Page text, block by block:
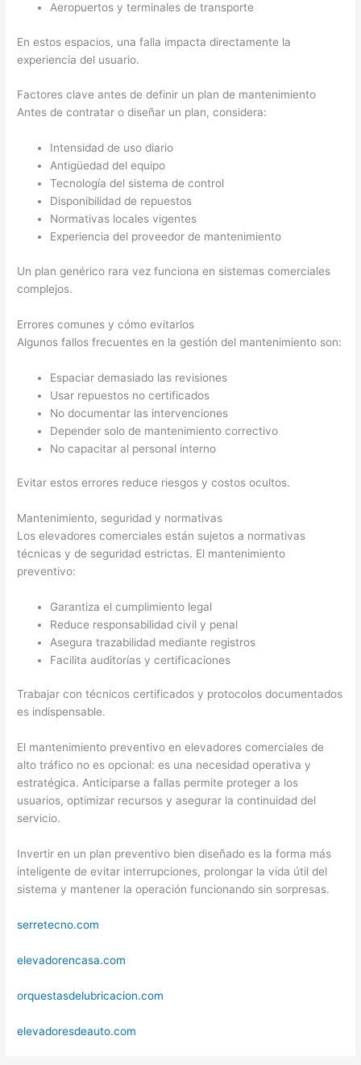
Aeropuertos y terminales de transporte
En estos espacios, una falla impacta directamente la
experiencia del usuario.
Factores clave antes de definir un plan de mantenimiento
Antes de contratar o diseñar un plan, considera:
Intensidad de uso diario
Antigüedad del equipo
Tecnología del sistema de control
Disponibilidad de repuestos
Normativas locales vigentes
Experiencia del proveedor de mantenimiento
Un plan genérico rara vez funciona en sistemas comerciales
complejos.
Errores comunes y cómo evitarlos
Algunos fallos frecuentes en la gestión del mantenimiento son:
Espaciar demasiado las revisiones
Usar repuestos no certificados
No documentar las intervenciones
Depender solo de mantenimiento correctivo
No capacitar al personal interno
Evitar estos errores reduce riesgos y costos ocultos.
Mantenimiento, seguridad y normativas
Los elevadores comerciales están sujetos a normativas
técnicas y de seguridad estrictas. El mantenimiento
preventivo:
Garantiza el cumplimiento legal
Reduce responsabilidad civil y penal
Asegura trazabilidad mediante registros
Facilita auditorías y certificaciones
Trabajar con técnicos certificados y protocolos documentados
es indispensable.
El mantenimiento preventivo en elevadores comerciales de
alto tráfico no es opcional: es una necesidad operativa y
estratégica. Anticiparse a fallas permite proteger a los
usuarios, optimizar recursos y asegurar la continuidad del
servicio.
Invertir en un plan preventivo bien diseñado es la forma más
inteligente de evitar interrupciones, prolongar la vida útil del
sistema y mantener la operación funcionando sin sorpresas.
serretecno.com
elevadorencasa.com
orquestasdelubricacion.com
elevadoresdeauto.com